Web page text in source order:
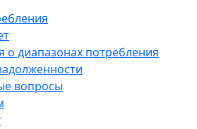
диапазонах потребления
вопросы